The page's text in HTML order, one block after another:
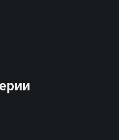
сериала Грандиозное
бесплатно в хорошем